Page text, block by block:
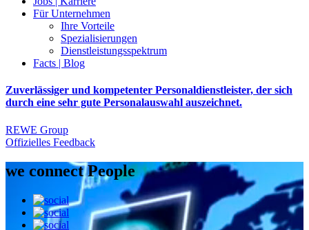
Für Unternehmen
Ihre Vorteile
Spezialisierungen
Dienstleistungsspektrum
Facts | Blog
Zuverlässiger und kompetenter Personaldienstleister, der sich
durch eine sehr gute Personalauswahl auszeichnet.
REWE Group
Offizielles Feedback
we connect People